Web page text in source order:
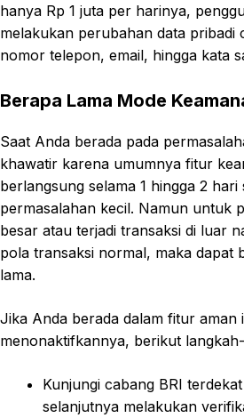
hanya Rp 1 juta per harinya,
melakukan perubahan data pribadi
nomor telepon, email, hingga kata
Berapa Lama Mode
Saat Anda berada pada
khawatir karena umumnya fitur
berlangsung selama 1 hingga 2 hari
permasalahan kecil. Namun untuk
besar atau terjadi transaksi di luar
pola transaksi normal, maka dapat
lama.
Jika Anda berada dalam fitur aman
menonaktifkannya, berikut
Kunjungi cabang BRI
selanjutnya melakukan